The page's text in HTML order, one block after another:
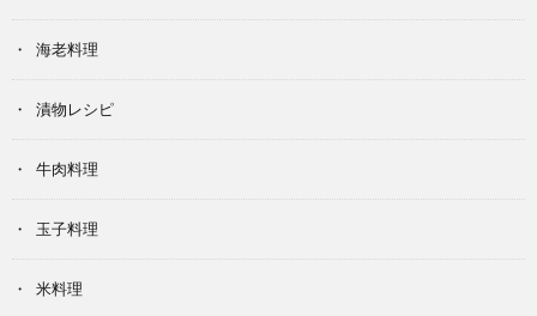
海老料理
漬物レシピ
牛肉料理
玉子料理
米料理